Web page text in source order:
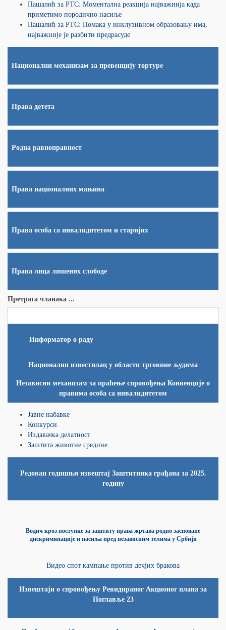
Пашалић за РТС: Моментална реакција најважнија када
приметимо породично насиље
Пашалић за РТС: Помака у инклузивном образовању има,
најважније је разбити предрасуде
Национални механизам за превенцију тортуре
Права детета
Родна равноправност
Права националних мањина
Права особа са инвалидитетом и старијих
Права лица лишених слободе
Претрага чланака ...
Информатор о раду
Национални известилац у области трговине људима
Независни механизам за праћење спровођења Конвенције о
правима особа са инвалидитетом
Јавне набавке
Конкурси
Издавачка делатност
Заштита животне средине
Редован годишњи извештај Заштитника грађана за 2025.
годину
Водич кроз поступке за заштиту права жртава родно засноване
дискриминације и насиља пред независним телима у Србији
Видео спот кампање против дечјих бракова
Извештаји о спровођењу Ревидираног Акционог плана за
Поглавље 23